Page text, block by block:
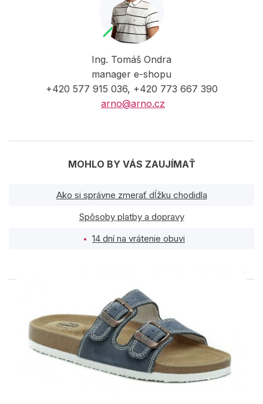
Ing. Tomáš Ondra
manager e-shopu
+420 577 915 036, +420 773 667 390
arno@arno.cz
MOHLO BY VÁS ZAUJÍMAŤ
Ako si správne zmerať dĺžku chodidla
Spôsoby platby a dopravy
14 dní na vrátenie obuvi
PODOBNÉ PRODUKTY